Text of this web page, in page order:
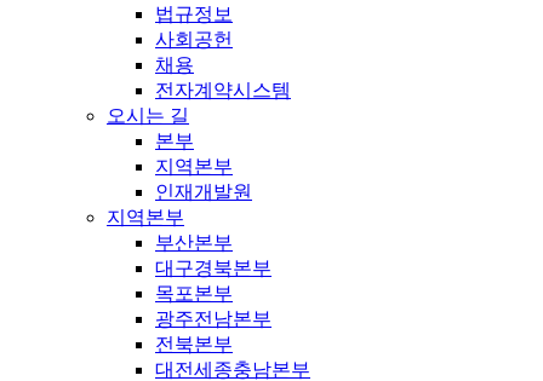
법규정보
사회공헌
채용
전자계약시스템
오시는 길
본부
지역본부
인재개발원
지역본부
부산본부
대구경북본부
목포본부
광주전남본부
전북본부
대전세종충남본부